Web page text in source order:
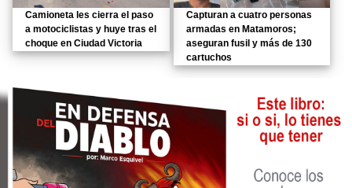
Camioneta les cierra el paso
a motociclistas y huye tras el
choque en Ciudad Victoria
Capturan a cuatro personas
armadas en Matamoros;
aseguran fusil y más de 130
cartuchos